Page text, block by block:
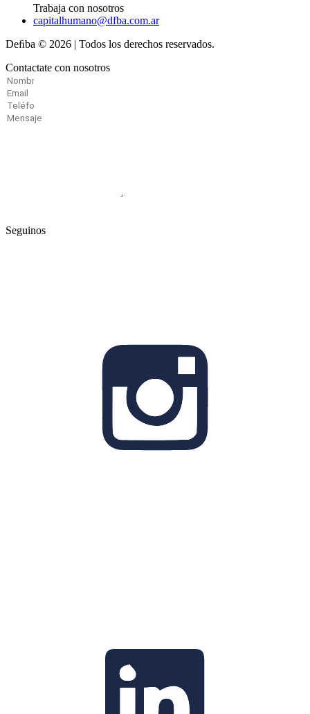
Trabaja con nosotros
capitalhumano@dfba.com.ar
Deﬁba © 2026 | Todos los derechos reservados.
Contactate con nosotros
Seguinos